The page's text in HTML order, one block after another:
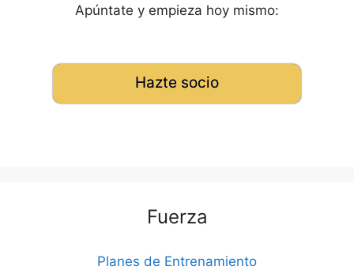
Apúntate y empieza hoy mismo:
Hazte socio
Fuerza
Planes de Entrenamiento